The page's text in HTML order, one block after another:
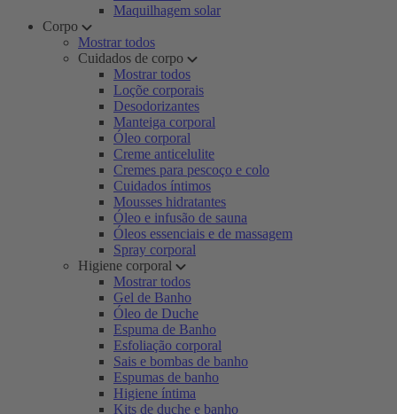
Maquilhagem solar
Corpo
Mostrar todos
Cuidados de corpo
Mostrar todos
Loçõe corporais
Desodorizantes
Manteiga corporal
Óleo corporal
Creme anticelulite
Cremes para pescoço e colo
Cuidados íntimos
Mousses hidratantes
Óleo e infusão de sauna
Óleos essenciais e de massagem
Spray corporal
Higiene corporal
Mostrar todos
Gel de Banho
Óleo de Duche
Espuma de Banho
Esfoliação corporal
Sais e bombas de banho
Espumas de banho
Higiene íntima
Kits de duche e banho